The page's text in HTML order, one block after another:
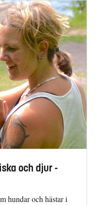
och djur -
hundar och hästar i